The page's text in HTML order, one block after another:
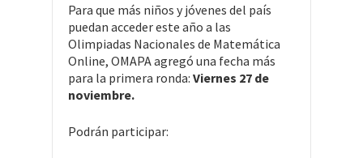
Para que más niños y jóvenes del país
puedan acceder este año a las
Olimpiadas Nacionales de Matemática
Online, OMAPA agregó una fecha más
para la primera ronda: Viernes 27 de
noviembre.
Podrán participar: